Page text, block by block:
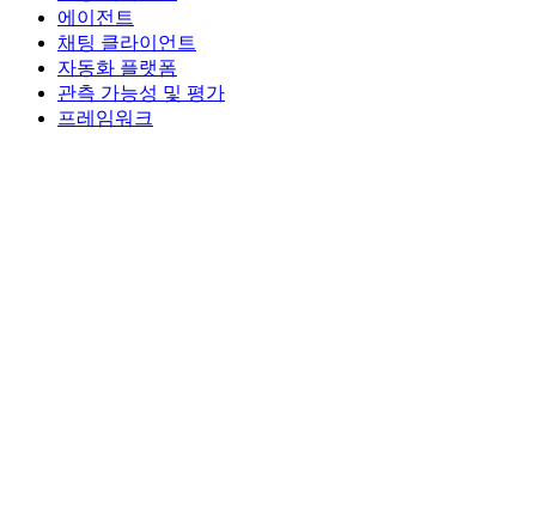
에이전트
채팅 클라이언트
자동화 플랫폼
관측 가능성 및 평가
프레임워크